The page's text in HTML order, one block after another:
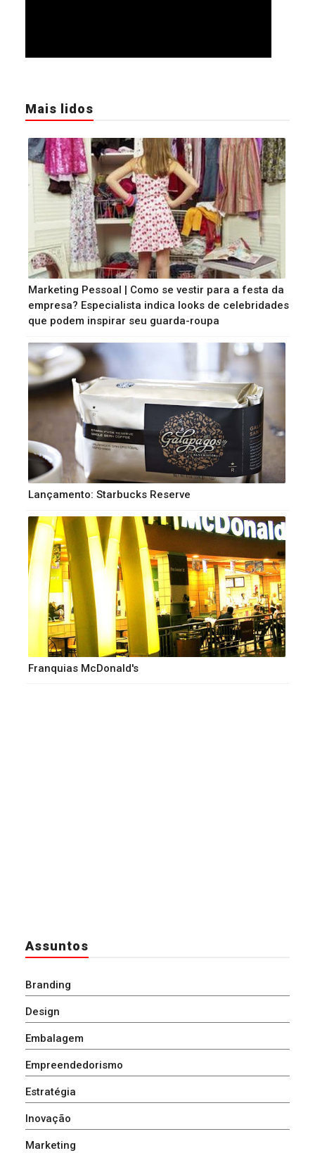
Mais lidos
Marketing Pessoal | Como se vestir para a festa da
empresa? Especialista indica looks de celebridades
que podem inspirar seu guarda-roupa
Lançamento: Starbucks Reserve
Franquias McDonald's
Assuntos
Branding
Design
Embalagem
Empreendedorismo
Estratégia
Inovação
Marketing